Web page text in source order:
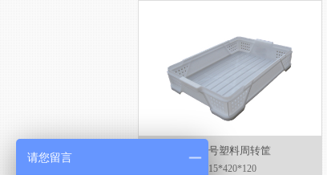
K94号塑料周转筐
615*420*120
请您留言